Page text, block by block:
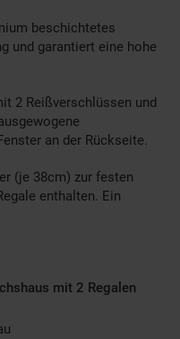
beschichtetes
und garantiert eine hohe
2 Reißverschlüssen und
an der Rückseite.
(je 38cm) zur festen
enthalten. Ein
mit 2 Regalen